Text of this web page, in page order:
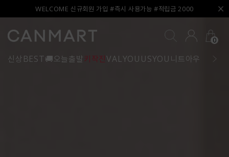
WELCOME 신규회원 가입 #즉시 사용가능 #적립금 2000
0
신상BEST🚚오늘출발키작진VALYOU USYOU 니트아우터 블